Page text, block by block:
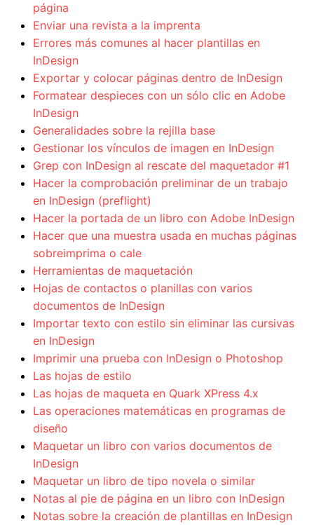
página
Enviar una revista a la imprenta
Errores más comunes al hacer plantillas en
InDesign
Exportar y colocar páginas dentro de InDesign
Formatear despieces con un sólo clic en Adobe
InDesign
Generalidades sobre la rejilla base
Gestionar los vínculos de imagen en InDesign
Grep con InDesign al rescate del maquetador #1
Hacer la comprobación preliminar de un trabajo
en InDesign (preflight)
Hacer la portada de un libro con Adobe InDesign
Hacer que una muestra usada en muchas páginas
sobreimprima o cale
Herramientas de maquetación
Hojas de contactos o planillas con varios
documentos de InDesign
Importar texto con estilo sin eliminar las cursivas
en InDesign
Imprimir una prueba con InDesign o Photoshop
Las hojas de estilo
Las hojas de maqueta en Quark XPress 4.x
Las operaciones matemáticas en programas de
diseño
Maquetar un libro con varios documentos de
InDesign
Maquetar un libro de tipo novela o similar
Notas al pie de página en un libro con InDesign
Notas sobre la creación de plantillas en InDesign